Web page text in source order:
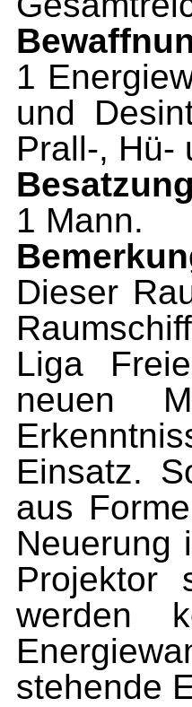
1
und
Prall-, Hü-
1 Mann.
Dieser
Liga
neuen
Einsatz.
aus
Neuerung
Projektor
werden
stehende